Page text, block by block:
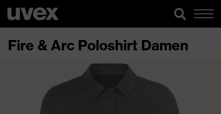
Fire & Arc Poloshirt Damen